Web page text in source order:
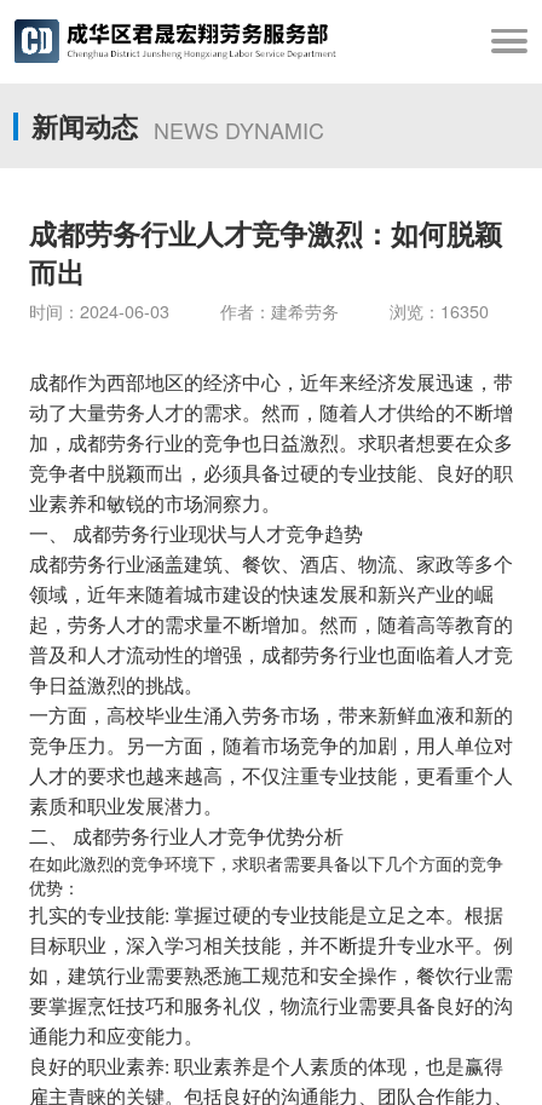
新闻动态 NEWS DYNAMIC
成都劳务行业人才竞争激烈：如何脱颖
而出
时间：2024-06-03 作者：建希劳务 浏览：16350
成都作为西部地区的经济中心，近年来经济发展迅速，带
动了大量劳务人才的需求。然而，随着人才供给的不断增
加，成都劳务行业的竞争也日益激烈。求职者想要在众多
竞争者中脱颖而出，必须具备过硬的专业技能、良好的职
业素养和敏锐的市场洞察力。
一、 成都劳务行业现状与人才竞争趋势
成都劳务行业涵盖建筑、餐饮、酒店、物流、家政等多个
领域，近年来随着城市建设的快速发展和新兴产业的崛
起，劳务人才的需求量不断增加。然而，随着高等教育的
普及和人才流动性的增强，成都劳务行业也面临着人才竞
争日益激烈的挑战。
一方面，高校毕业生涌入劳务市场，带来新鲜血液和新的
竞争压力。另一方面，随着市场竞争的加剧，用人单位对
人才的要求也越来越高，不仅注重专业技能，更看重个人
素质和职业发展潜力。
二、 成都劳务行业人才竞争优势分析
在如此激烈的竞争环境下，求职者需要具备以下几个方面的竞争
优势：
扎实的专业技能: 掌握过硬的专业技能是立足之本。根据
目标职业，深入学习相关技能，并不断提升专业水平。例
如，建筑行业需要熟悉施工规范和安全操作，餐饮行业需
要掌握烹饪技巧和服务礼仪，物流行业需要具备良好的沟
通能力和应变能力。
良好的职业素养: 职业素养是个人素质的体现，也是赢得
雇主青睐的关键。包括良好的沟通能力、团队合作能力、